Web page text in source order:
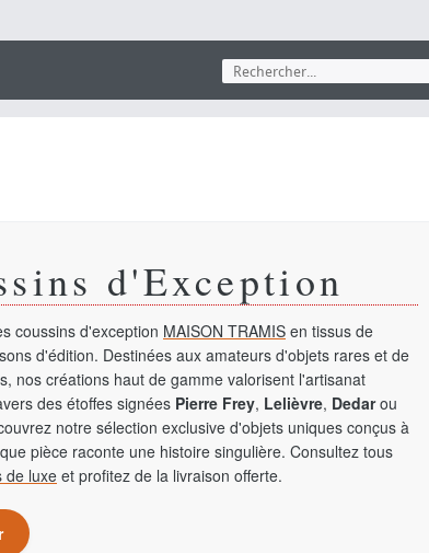
d'Exception
coussins d'exception MAISON TRAMIS en tissus de
d'édition. Destinées aux amateurs d'objets rares et de
nos créations haut de gamme valorisent l'artisanat
des étoffes signées Pierre Frey, Lelièvre, Dedarou
notre sélection exclusive d'objets uniques conçus à
pièce raconte une histoire singulière. Consultez tous
de luxeet profitez de la livraison offerte.